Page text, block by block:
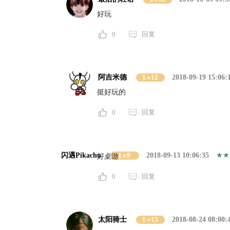
好玩
0 回复
阿吉米德 Lv12
2018-09-19
挺好玩的
0 回复
闪遇Pikachu Lv9 2018-09-13 10:06:35
好桌游
0 回复
太阳骑士 Lv13 2018-08-24